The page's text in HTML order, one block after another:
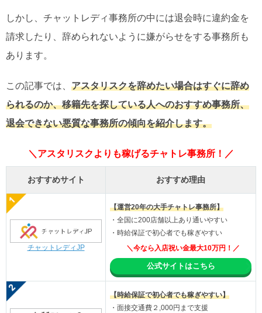
しかし、チャットレディ事務所の中には退会時に違約金を
請求したり、辞められないように嫌がらせをする事務所も
あります。
この記事では、 アスタリスクを辞めたい場合はすぐに辞め
られるのか、移籍先を探している人へのおすすめ事務所、
退会できない悪質な事務所の傾向を紹介します。
＼アスタリスクよりも稼げるチャトレ事務所！／
おすすめサイト おすすめ理由
チャットレディJP
【運営20年の大手チャトレ事務所】
・全国に200店舗以上あり通いやすい
・時給保証で初心者でも稼ぎやすい
＼今なら入店祝い金最大10万円！／
公式サイトはこちら
【時給保証で初心者でも稼ぎやすい】
・面接交通費２,000円まで支援